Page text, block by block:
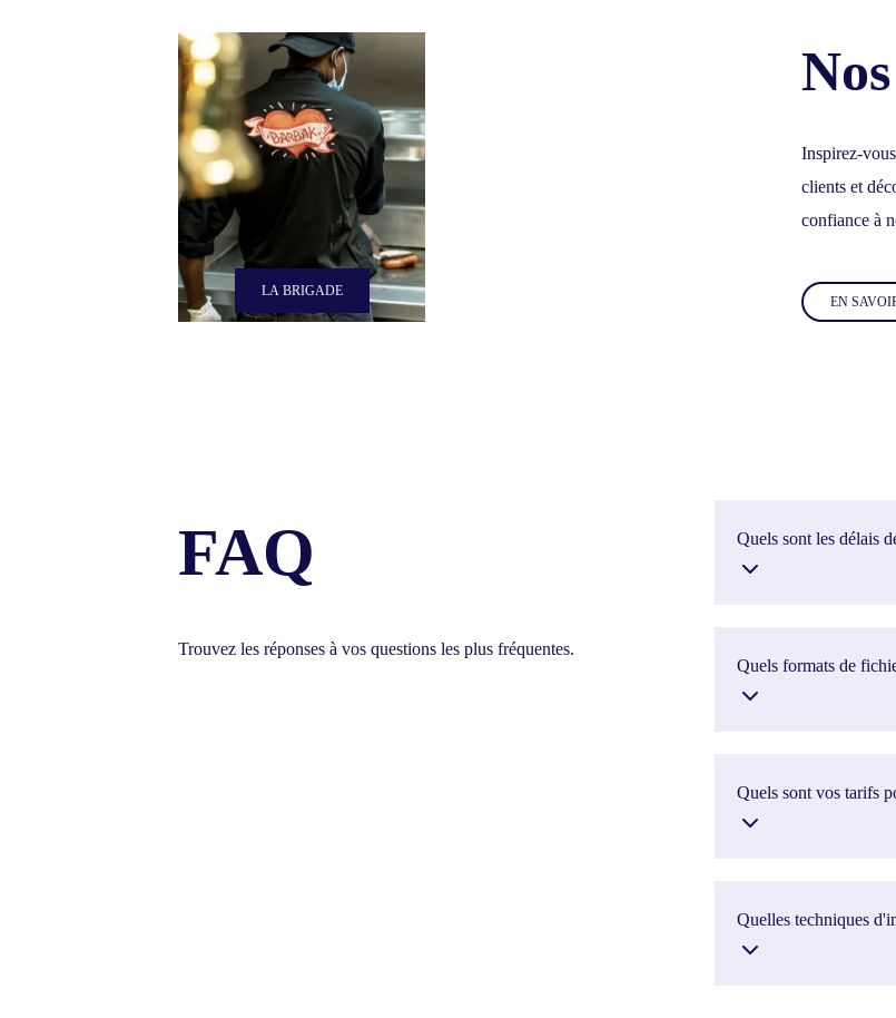
LA BRIGADE
Inspirez-
clients et
confiance à
EN
FAQ
Trouvez les réponses à vos questions les plus fréquentes.
Quels sont les délais
Quels formats de
Quels sont vos tarifs
Quelles techniques